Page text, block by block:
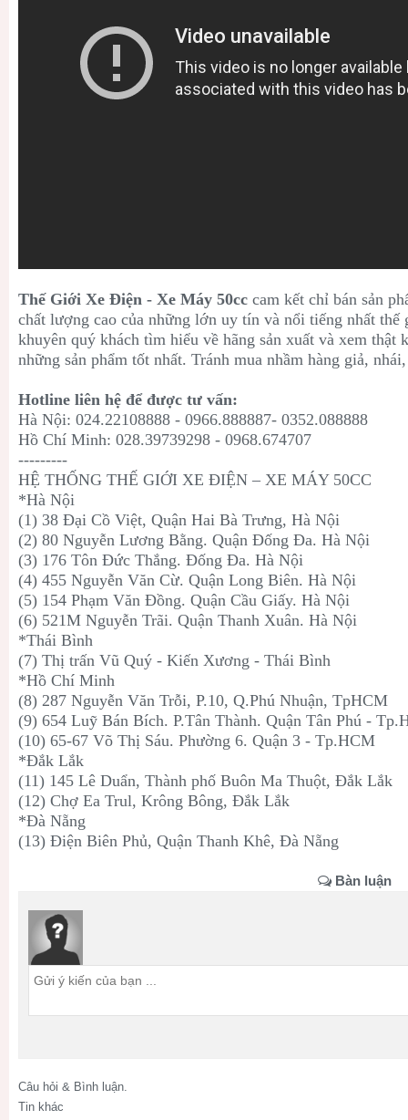
Thế Giới Xe Điện - Xe Máy 50cc cam kết chỉ bán sản
chất lượng cao của những lớn uy tín và nổi tiếng nhất
khuyên quý khách tìm hiểu về hãng sản xuất và xem thật
những sản phẩm tốt nhất. Tránh mua nhầm hàng giả,
Hotline liên hệ để được tư vấn:
Hà Nội: 024.22108888 - 0966.888887- 0352.088888
Hồ Chí Minh: 028.39739298 - 0968.674707
---------
HỆ THỐNG THẾ GIỚI XE ĐIỆN – XE MÁY 50CC
*Hà Nội
(1) 38 Đại Cồ Việt, Quận Hai Bà Trưng, Hà Nội
(2) 80 Nguyễn Lương Bằng. Quận Đống Đa. Hà Nội
(3) 176 Tôn Đức Thắng. Đống Đa. Hà Nội
(4) 455 Nguyễn Văn Cừ. Quận Long Biên. Hà Nội
(5) 154 Phạm Văn Đồng. Quận Cầu Giấy. Hà Nội
(6) 521M Nguyễn Trãi. Quận Thanh Xuân. Hà Nội
*Thái Bình
(7) Thị trấn Vũ Quý - Kiến Xương - Thái Bình
*Hồ Chí Minh
(8) 287 Nguyễn Văn Trỗi, P.10, Q.Phú Nhuận, TpHCM
(9) 654 Luỹ Bán Bích. P.Tân Thành. Quận Tân Phú -
(10) 65-67 Võ Thị Sáu. Phường 6. Quận 3 - Tp.HCM
*Đắk Lắk
(11) 145 Lê Duẩn, Thành phố Buôn Ma Thuột, Đắk Lắk
(12) Chợ Ea Trul, Krông Bông, Đắk Lắk
*Đà Nẵng
(13) Điện Biên Phủ, Quận Thanh Khê, Đà Nẵng
Bàn luận
Câu hỏi & Bình luận.
Tin khác